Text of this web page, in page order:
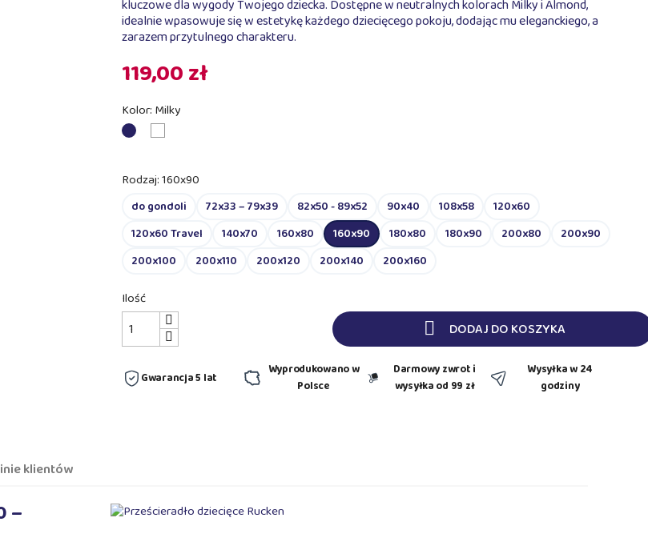
kluczowe dla wygody Twojego dziecka. Dostępne w neutralnych kolorach Milky i Almond,
idealnie wpasowuje się w estetykę każdego dziecięcego pokoju, dodając mu eleganckiego, a
zarazem przytulnego charakteru.
119,00 zł
Kolor: Milky
Milky
Rodzaj: 160x90
do gondoli 72x33 – 79x39 82x50 - 89x52 90x40 108x58
120x60
120x60 Travel
140x70 160x80 160x90 180x80 180x90 200x80
200x90
200x100
200x110 200x120 200x140 200x160
Ilość
 DODAJ DO KOSZYKA
Gwarancja 5 lat
Wyprodukowano w
Polsce
Darmowy zwrot i
wysyłka od 99 zł
Wysyłka w 24
godziny
klientów
–